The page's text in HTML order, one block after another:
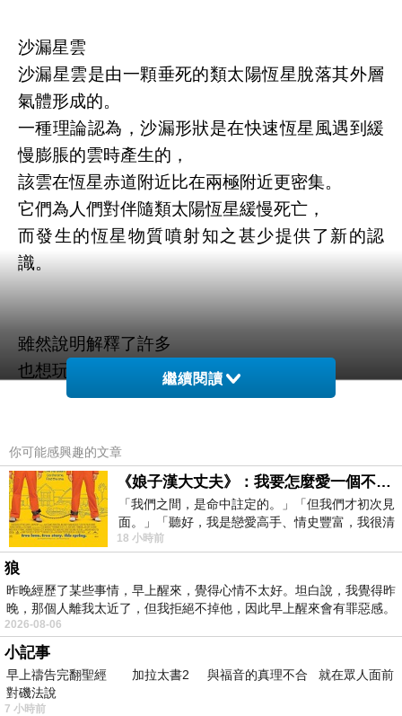
沙漏星雲
沙漏星雲是由一顆垂死的類太陽恆星脫落其外層
氣體形成的。
一種理論認為，沙漏形狀是在快速恆星風遇到緩
慢膨脹的雲時產生的，
該雲在恆星赤道附近比在兩極附近更密集。
它們為人們對伴隨類太陽恆星緩慢死亡，
而發生的恆星物質噴射知之甚少提供了新的認
識。
雖然說明解釋了許多
也想玩笑的說
我也有個垂死的類太陽恆星
就像是
尼采的話說：當你遠遠凝視深淵時 深淵也在凝視
你
但是我想改一下說：
當我遠遠凝視星空時 我的星空也在凝視我
這是我的星空 我很喜歡
感謝陳跡台長的分享文章 -
繼續閱讀
你可能感興趣的文章
《娘子漢大丈夫》：我要怎麼愛一個不存在的人？
「我們之間，是命中註定的。」「但我們才初次見
面。」「聽好，我是戀愛高手、情史豐富，我很清
楚這種感覺，你我之間的那種感覺，現
18 小時前
狼
昨晚經歷了某些事情，早上醒來，覺得心情不太好。坦白說，我覺得昨
晚，那個人離我太近了，但我拒絕不掉他，因此早上醒來會有罪惡感。
2026-08-06
小記事
早上禱告完翻聖經 加拉太書2 與福音的真理不合 就在眾人面前
對磯法說
7 小時前